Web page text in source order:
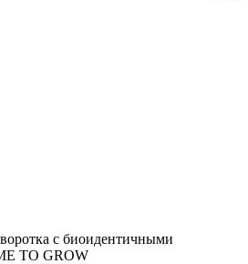
с биоидентичными
TO GROW